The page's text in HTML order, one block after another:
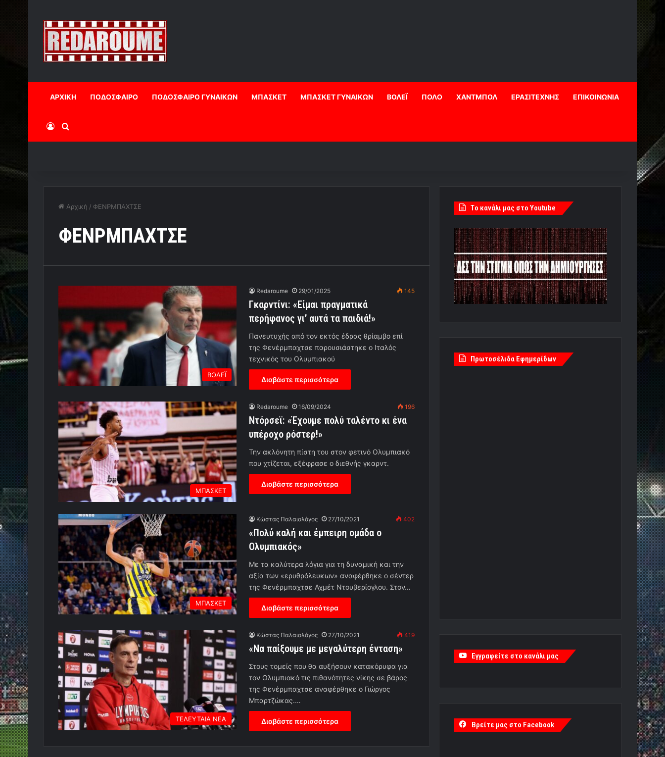
ΑΡΧΙΚΗ ΠΟΔΟΣΦΑΙΡΟ ΠΟΔΟΣΦΑΙΡΟ ΓΥΝΑΙΚΩΝ ΜΠΑΣΚΕΤ ΜΠΑΣΚΕΤ ΓΥΝΑΙΚΩΝ ΒΟΛΕΪ ΠΟΛΟ ΧΑΝΤΜΠΟΛ ΕΡΑΣΙΤΕΧΝΗΣ ΕΠΙΚΟΙΝΩΝΙΑ
Log InΑναζήτηση
Αρχική / ΦΕΝΡΜΠΑΧΤΣΕ
ΦΕΝΡΜΠΑΧΤΣΕ
ΒΟΛΕΪ
Redaroume 29/01/2025 145
Γκαρντίνι: «Είμαι πραγματικά
περήφανος γι’ αυτά τα παιδιά!»
Πανευτυχής από τον εκτός έδρας θρίαμβο επί
της Φενέρμπαχτσε παρουσιάστηκε ο Ιταλός
τεχνικός του Ολυμπιακού
Διαβάστε περισσότερα
ΜΠΑΣΚΕΤ
Redaroume 16/09/2024 196
Ντόρσεϊ: «Έχουμε πολύ ταλέντο κι ένα
υπέροχο ρόστερ!»
Την ακλόνητη πίστη του στον φετινό Ολυμπιακό
που χτίζεται, εξέφρασε ο διεθνής γκαρντ.
Διαβάστε περισσότερα
ΜΠΑΣΚΕΤ
Κώστας Παλαιολόγος 27/10/2021 402
«Πολύ καλή και έμπειρη ομάδα ο
Ολυμπιακός»
Με τα καλύτερα λόγια για τη δυναμική και την
αξία των «ερυθρόλευκων» αναφέρθηκε ο σέντερ
της Φενέρμπαχτσε Αχμέτ Ντουβερίογλου. Στον…
Διαβάστε περισσότερα
ΤΕΛΕΥΤΑΙΑ ΝΕΑ
Κώστας Παλαιολόγος 27/10/2021 419
«Να παίξουμε με μεγαλύτερη ένταση»
Στους τομείς που θα αυξήσουν κατακόρυφα για
τον Ολυμπιακό τις πιθανότητες νίκης σε βάρος
της Φενέρμπαχτσε αναφέρθηκε ο Γιώργος
Μπαρτζώκας.…
Διαβάστε περισσότερα
Tο κανάλι μας στο Youtube
Πρωτοσέλιδα Εφημερίδων
Εγγραφείτε στο κανάλι μας
Βρείτε μας στο Facebook